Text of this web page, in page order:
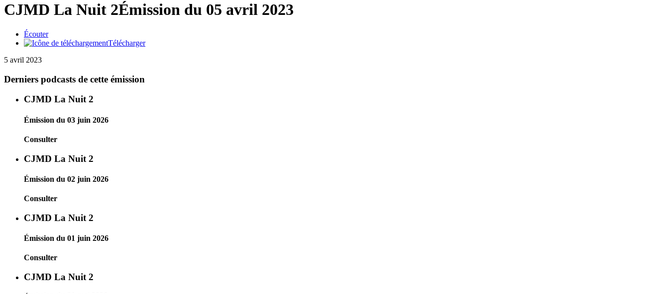
CJMD La Nuit 2Émission du 05 avril 2023
Écouter
Télécharger
5 avril 2023
Derniers podcasts de cette émission
CJMD La Nuit 2
Émission du 03 juin 2026
Consulter
CJMD La Nuit 2
Émission du 02 juin 2026
Consulter
CJMD La Nuit 2
Émission du 01 juin 2026
Consulter
CJMD La Nuit 2